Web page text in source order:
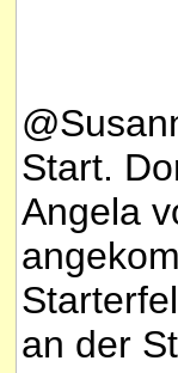
Start.
Angela
an der